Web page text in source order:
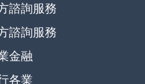
諮詢服務
諮詢服務
金融
各業